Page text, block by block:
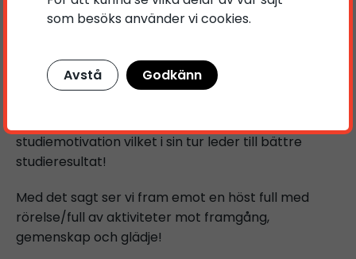
skräddarsydda aktiviteter för barn och ungdomar,
Bland annat leder fysiskt aktivitet till att skolelevers
fysiska och psykiska hälsa förbättras, tryggheten
studiemotivation vilket i sin tur leder till bättre
studieresultat!
Med det sagt ser vi fram emot en höst full med
rörelse/full av aktiviteter mot framgång,
gemenskap och glädje!
som besöks använder vi cookies.
Avstå Godkänn